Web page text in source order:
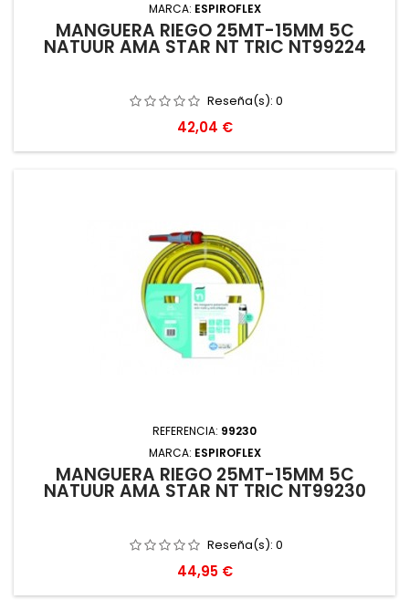
MARCA: ESPIROFLEX
MANGUERA RIEGO 25MT-15MM 5C
NATUUR AMA STAR NT TRIC NT99224
Reseña(s): 0
Precio
42,04 €
REFERENCIA: 99230
MARCA: ESPIROFLEX
MANGUERA RIEGO 25MT-15MM 5C
NATUUR AMA STAR NT TRIC NT99230
Reseña(s): 0
Precio
44,95 €